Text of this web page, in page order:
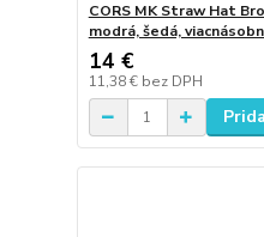
CORS MK Straw Hat
modrá, šedá,
14 €
11,38 € bez DPH